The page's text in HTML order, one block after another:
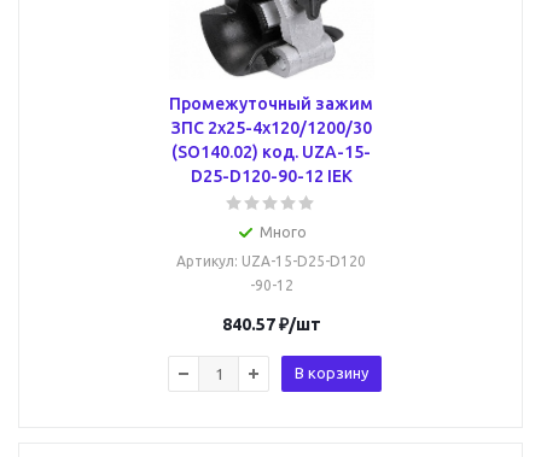
Промежуточный зажим
ЗПС 2х25-4х120/1200/30
(SO140.02) код. UZA-15-
D25-D120-90-12 IEK
Много
Артикул: UZA-15-D25-D120
-90-12
840.57₽/шт
В корзину